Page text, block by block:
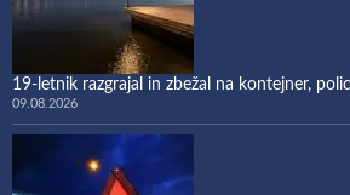
19-letnik razgrajal in zbežal na kontejner,
09.08.2026